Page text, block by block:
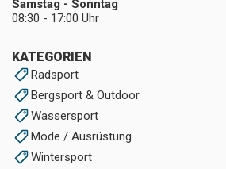
KATEGORIEN
Radsport
Bergsport & Outdoor
Wassersport
Mode / Ausrüstung
Wintersport
Samstag - Sonntag
08:30 - 17:00 Uhr